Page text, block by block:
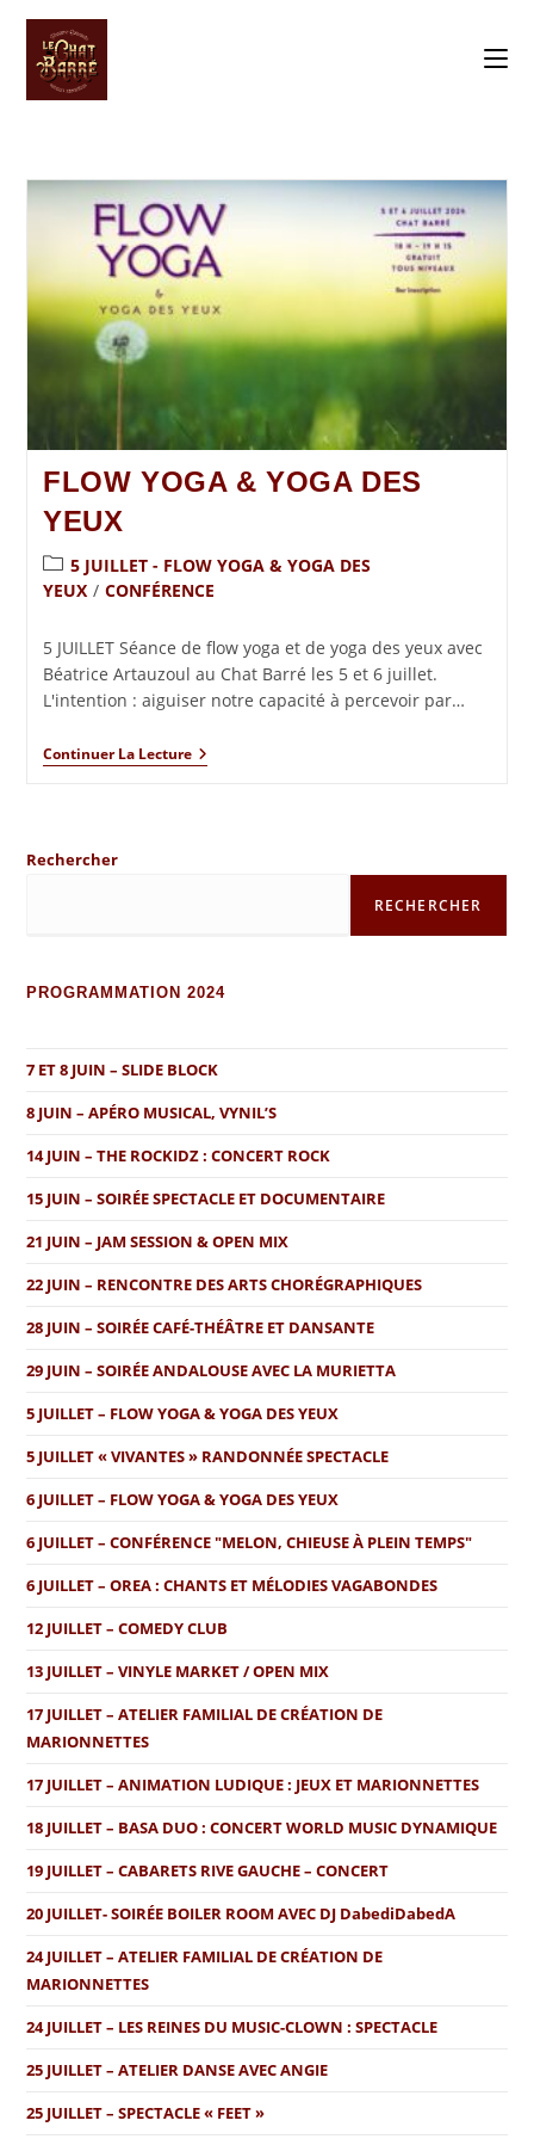
FLOW YOGA & YOGA DES
YEUX
5 JUILLET - FLOW YOGA & YOGA DES
YEUX / CONFÉRENCE
5 JUILLET Séance de flow yoga et de yoga des yeux avec
Béatrice Artauzoul au Chat Barré les 5 et 6 juillet.
L'intention : aiguiser notre capacité à percevoir par…
Continuer La Lecture
Rechercher
RECHERCHER
PROGRAMMATION 2024
7 ET 8 JUIN – SLIDE BLOCK
8 JUIN – APÉRO MUSICAL, VYNIL’S
14 JUIN – THE ROCKIDZ : CONCERT ROCK
15 JUIN – SOIRÉE SPECTACLE ET DOCUMENTAIRE
21 JUIN – JAM SESSION & OPEN MIX
22 JUIN – RENCONTRE DES ARTS CHORÉGRAPHIQUES
28 JUIN – SOIRÉE CAFÉ-THÉÂTRE ET DANSANTE
29 JUIN – SOIRÉE ANDALOUSE AVEC LA MURIETTA
5 JUILLET – FLOW YOGA & YOGA DES YEUX
5 JUILLET « VIVANTES » RANDONNÉE SPECTACLE
6 JUILLET – FLOW YOGA & YOGA DES YEUX
6 JUILLET – CONFÉRENCE "MELON, CHIEUSE À PLEIN TEMPS"
6 JUILLET – OREA : CHANTS ET MÉLODIES VAGABONDES
12 JUILLET – COMEDY CLUB
13 JUILLET – VINYLE MARKET / OPEN MIX
17 JUILLET – ATELIER FAMILIAL DE CRÉATION DE
MARIONNETTES
17 JUILLET – ANIMATION LUDIQUE : JEUX ET MARIONNETTES
18 JUILLET – BASA DUO : CONCERT WORLD MUSIC DYNAMIQUE
19 JUILLET – CABARETS RIVE GAUCHE – CONCERT
20 JUILLET- SOIRÉE BOILER ROOM AVEC DJ DabediDabedA
24 JUILLET – ATELIER FAMILIAL DE CRÉATION DE
MARIONNETTES
24 JUILLET – LES REINES DU MUSIC-CLOWN : SPECTACLE
25 JUILLET – ATELIER DANSE AVEC ANGIE
25 JUILLET – SPECTACLE « FEET »